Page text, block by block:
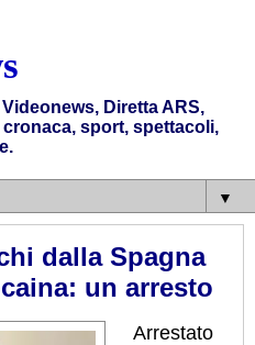
Diretta ARS,
sport, spettacoli,
▼
dalla Spagna
un arresto
Arrestato